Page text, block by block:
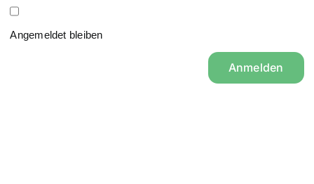
Angemeldet bleiben
Anmelden